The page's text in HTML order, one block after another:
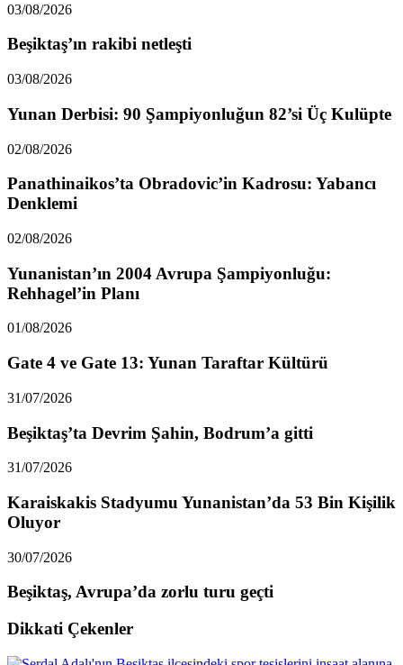
03/08/2026
Beşiktaş’ın rakibi netleşti
03/08/2026
Yunan Derbisi: 90 Şampiyonluğun 82’si Üç Kulüpte
02/08/2026
Panathinaikos’ta Obradovic’in Kadrosu: Yabancı
Denklemi
02/08/2026
Yunanistan’ın 2004 Avrupa Şampiyonluğu:
Rehhagel’in Planı
01/08/2026
Gate 4 ve Gate 13: Yunan Taraftar Kültürü
31/07/2026
Beşiktaş’ta Devrim Şahin, Bodrum’a gitti
31/07/2026
Karaiskakis Stadyumu Yunanistan’da 53 Bin Kişilik
Oluyor
30/07/2026
Beşiktaş, Avrupa’da zorlu turu geçti
Dikkati Çekenler